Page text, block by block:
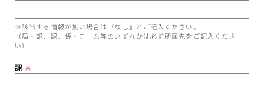
※該当する情報が無い場合は『なし』とご記入ください。
（局・部、課、係・チーム等のいずれかは必ず所属先をご記入くださ
い）
課 ※